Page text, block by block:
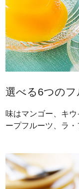
選べる6つの
味はマンゴー、キ
ープフルーツ、ラ・